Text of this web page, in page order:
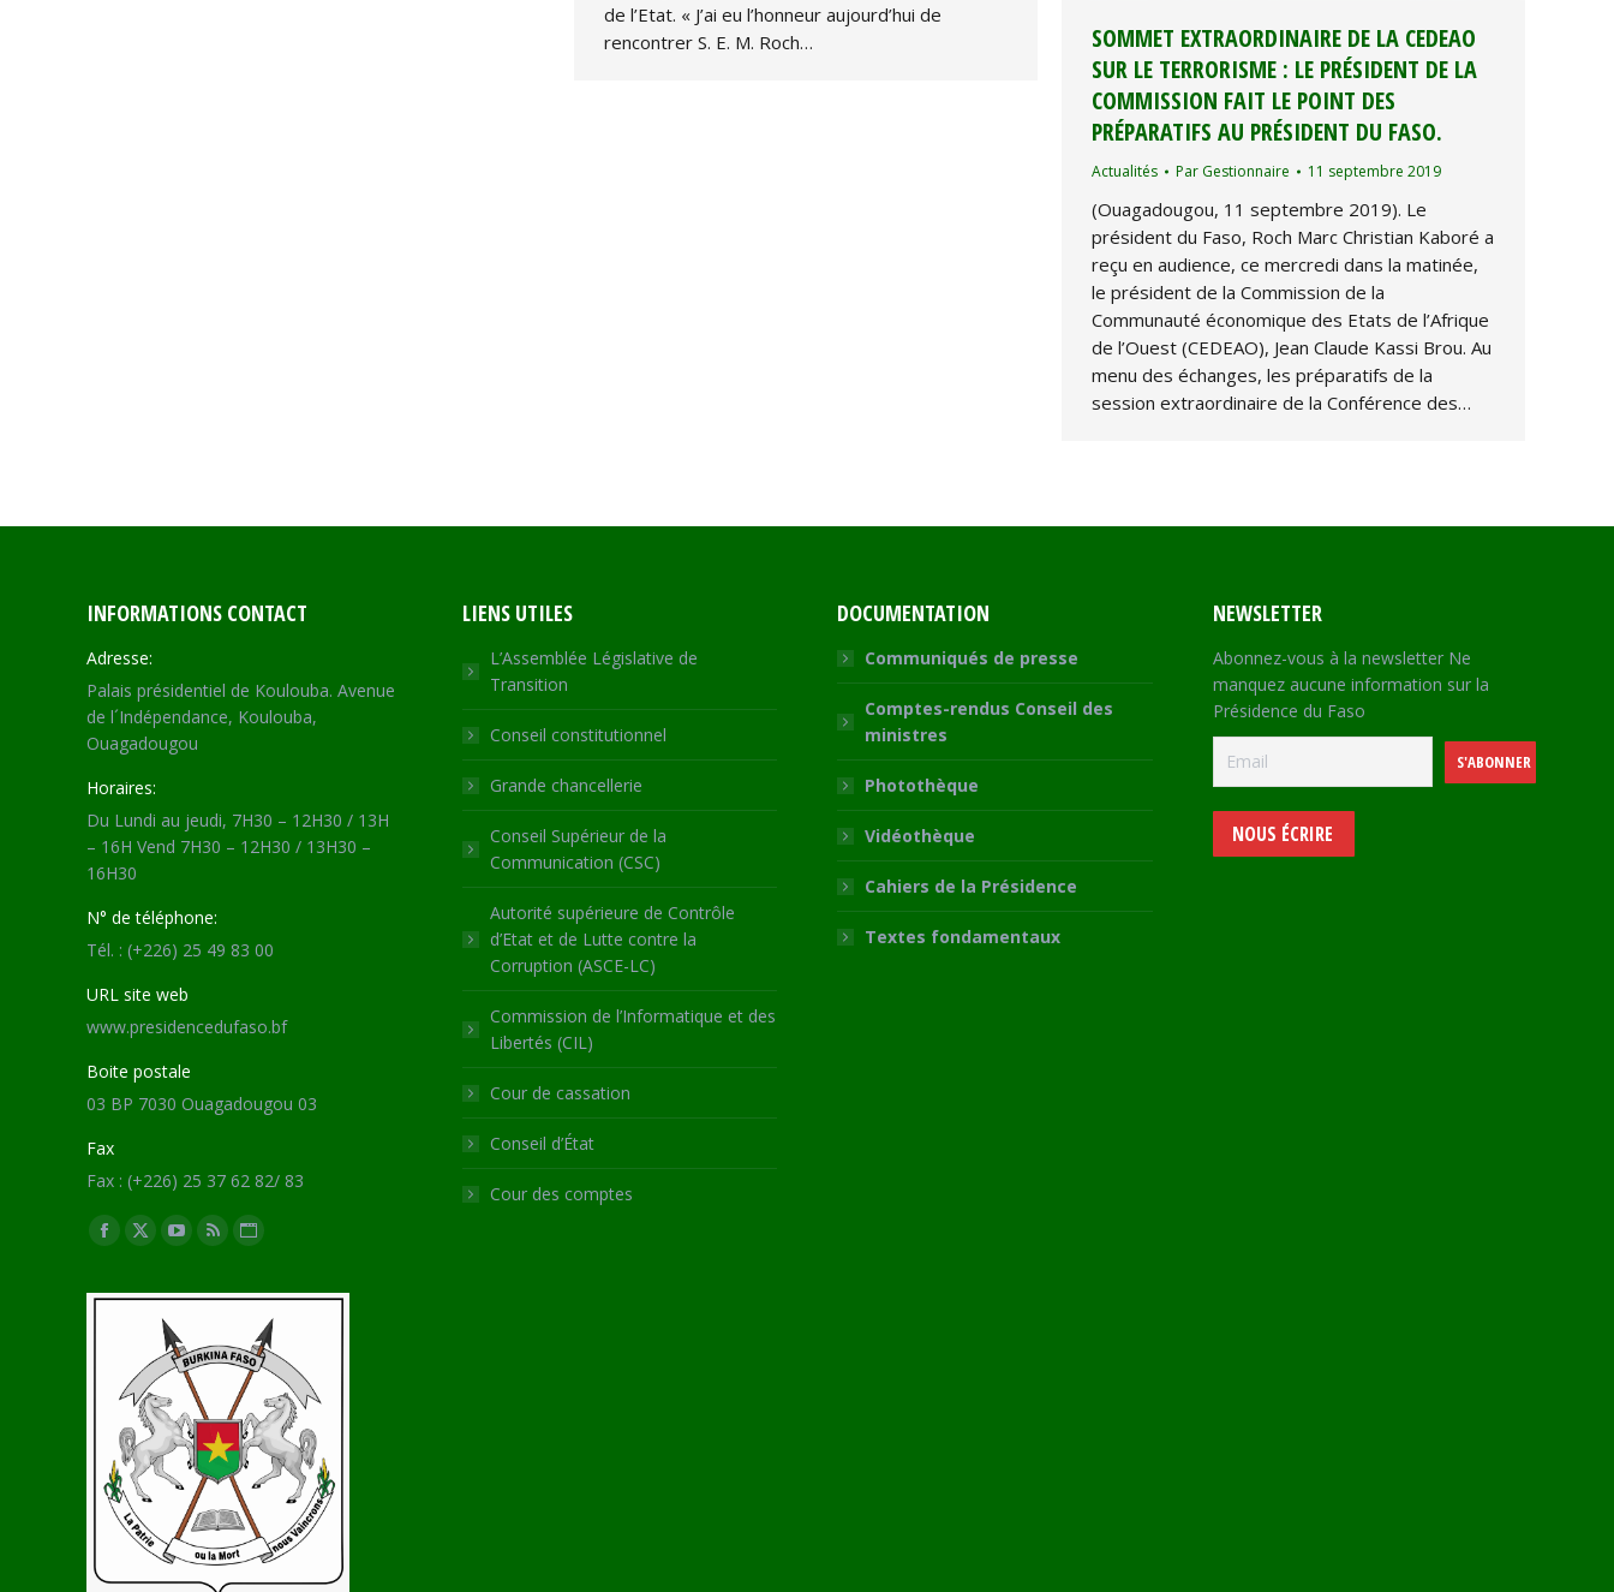
de l’Etat. « J’ai eu l’honneur aujourd’hui de
rencontrer S. E. M. Roch…
SOMMET EXTRAORDINAIRE DE LA CEDEAO
SUR LE TERRORISME : LE PRÉSIDENT DE LA
COMMISSION FAIT LE POINT DES
PRÉPARATIFS AU PRÉSIDENT DU FASO.
Actualités Par Gestionnaire 11 septembre 2019
(Ouagadougou, 11 septembre 2019). Le
président du Faso, Roch Marc Christian Kaboré a
reçu en audience, ce mercredi dans la matinée,
le président de la Commission de la
Communauté économique des Etats de l’Afrique
de l’Ouest (CEDEAO), Jean Claude Kassi Brou. Au
menu des échanges, les préparatifs de la
session extraordinaire de la Conférence des…
INFORMATIONS CONTACT
Adresse:
Palais présidentiel de Koulouba. Avenue
de l´Indépendance, Koulouba,
Ouagadougou
Horaires:
Du Lundi au jeudi, 7H30 – 12H30 / 13H
– 16H Vend 7H30 – 12H30 / 13H30 –
16H30
N° de téléphone:
Tél. : (+226) 25 49 83 00
URL site web
www.presidencedufaso.bf
Boite postale
03 BP 7030 Ouagadougou 03
Fax
Fax : (+226) 25 37 62 82/ 83
Trouvez nous sur :
Facebook
opens
window
X
opens
new
window
YouTube
opens
in
new
window
RSS
opens
new
window
Site
page
opens
in
new
window
LIENS UTILES
L’Assemblée Législative de
Transition
Conseil constitutionnel
Grande chancellerie
Conseil Supérieur de la
Communication (CSC)
Autorité supérieure de Contrôle
d’Etat et de Lutte contre la
Corruption (ASCE-LC)
Commission de l’Informatique et des
Libertés (CIL)
Cour de cassation
Conseil d’État
Cour des comptes
DOCUMENTATION
Communiqués de presse
Comptes-rendus Conseil des
ministres
Photothèque
Vidéothèque
Cahiers de la Présidence
Textes fondamentaux
NEWSLETTER
Abonnez-vous à la newsletter Ne
manquez aucune information sur la
Présidence du Faso
NOUS ÉCRIRE